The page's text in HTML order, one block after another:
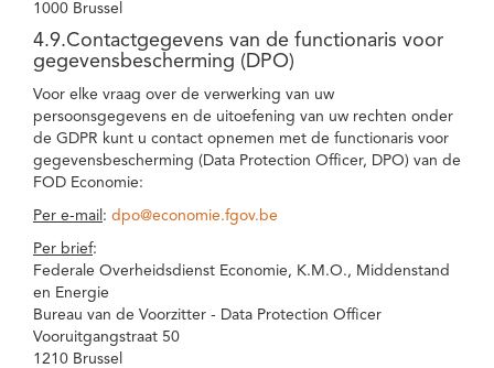
1000 Brussel
4.9.Contactgegevens van de functionaris voor
gegevensbescherming (DPO)
Voor elke vraag over de verwerking van uw
persoonsgegevens en de uitoefening van uw rechten onder
de GDPR kunt u contact opnemen met de functionaris voor
gegevensbescherming (Data Protection Officer, DPO) van de
FOD Economie:
Per e-mail : dpo@economie.fgov.be
Per brief:
Federale Overheidsdienst Economie, K.M.O., Middenstand
en Energie
Bureau van de Voorzitter - Data Protection Officer
Vooruitgangstraat 50
1210 Brussel